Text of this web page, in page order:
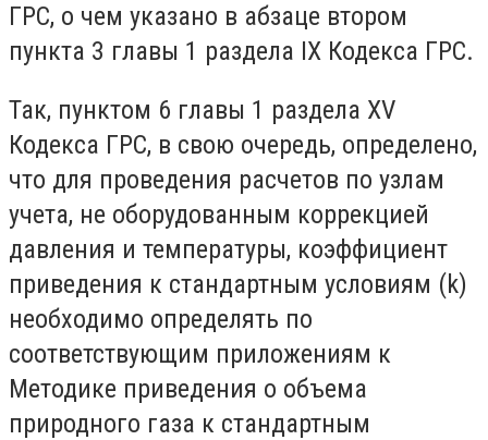
ГРС, о чем указано в абзаце втором
пункта 3 главы 1 раздела IX Кодекса ГРС.
Так, пунктом 6 главы 1 раздела XV
Кодекса ГРС, в свою очередь, определено,
что для проведения расчетов по узлам
учета, не оборудованным коррекцией
давления и температуры, коэффициент
приведения к стандартным условиям (k)
необходимо определять по
соответствующим приложениям к
Методике приведения о объема
природного газа к стандартным